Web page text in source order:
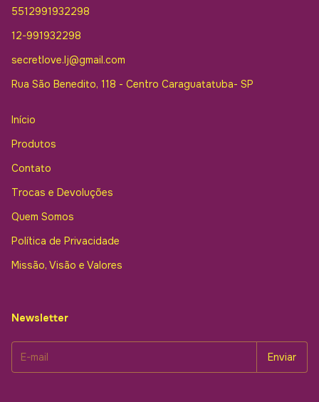
5512991932298
12-991932298
secretlove.lj@gmail.com
Rua São Benedito, 118 - Centro Caraguatatuba- SP
Início
Produtos
Contato
Trocas e Devoluções
Quem Somos
Política de Privacidade
Missão, Visão e Valores
Newsletter